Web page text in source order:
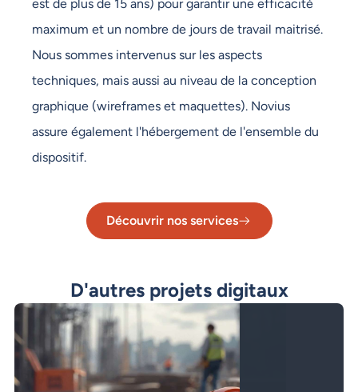
est de plus de 15 ans) pour garantir une efficacité
maximum et un nombre de jours de travail maitrisé.
Nous sommes intervenus sur les aspects
techniques, mais aussi au niveau de la conception
graphique (wireframes et maquettes). Novius
assure également l'hébergement de l'ensemble du
dispositif.
Découvrir nos services
D'autres projets digitaux